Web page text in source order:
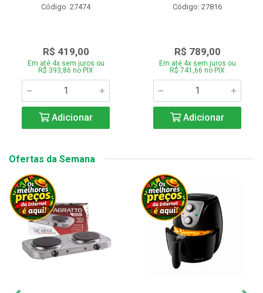
Código: 27474
R$ 419,00
Em até 4x sem juros ou
R$ 393,86 no PIX
Adicionar
Código: 27816
R$ 789,00
Em até 4x sem juros ou
R$ 741,66 no PIX
Adicionar
Ofertas da Semana